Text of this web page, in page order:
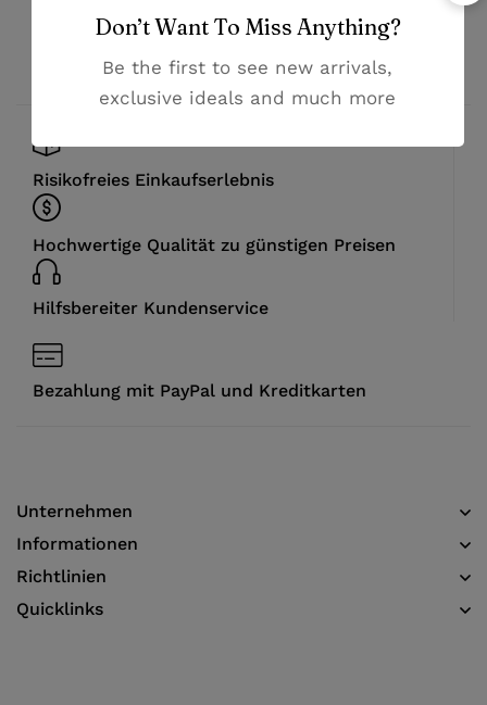
Risikofreies Einkaufserlebnis
Hochwertige Qualität zu günstigen Preisen
Hilfsbereiter Kundenservice
Bezahlung mit PayPal und Kreditkarten
Unternehmen
Informationen​
Richtlinien
Quicklinks
Don’t Want To Miss Anything?
Be the first to see new arrivals,
exclusive ideals and much more